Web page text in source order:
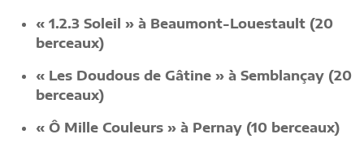
« 1.2.3 Soleil » à Beaumont-Louestault (20
berceaux)
« Les Doudous de Gâtine » à Semblançay (20
berceaux)
« Ô Mille Couleurs » à Pernay (10 berceaux)